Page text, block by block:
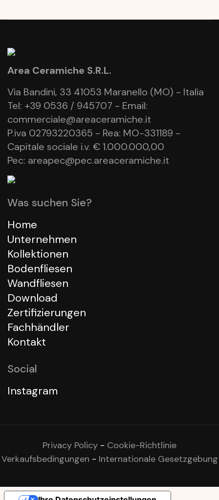
Area Ceramiche S.R.L.
Via Bandini, 33 41053 Maranello (MO) - Italia
Tel: +39 0536 / 945707 - Email:
commerciale@areaceramiche.it
P.iva 02793220365 - Rea: MO-331189 -
Capitale sociale i.v. € 1.000.000,00
Pec: areapec@pec.areaceramiche.it
Was suchen Sie?
Home
Unternehmen
Kollektionen
Bodenfliesen
Wandfliesen
Download
Zertifizierungen
Fachhändler
Kontakt
Social
Instagram
Privacy Policy - Cookie-Richtlinie
Verkaufsbedingungen - Internationale Gesetzgebung